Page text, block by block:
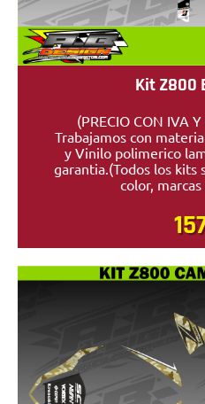
Kit Z800
(PRECIO CON IVA
Trabajamos con
y Vinilo polimerico
garantia.(Todos los kits
color,